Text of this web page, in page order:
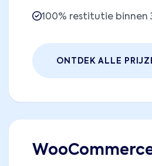
100% restitutie binnen
ONTDEK ALLE